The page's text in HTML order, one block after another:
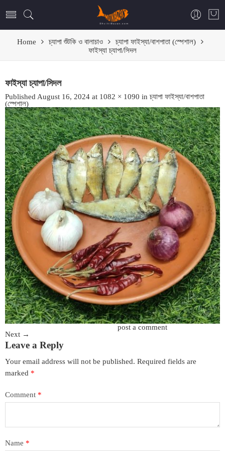
Home চ্যাপা শুঁটকি ও বালাচাও
চ্যাপা ফাইস্যা/বাশপাতা (স্পেশাল)
ফাইস্যা চ্যাপা/সিদল
ফাইস্যা চ্যাপা/সিদল
Published August 16, 2024 at 1082 × 1090 inচ্যাপা ফাইস্যা/বাশপাতা
(স্পেশাল)
post a comment
Next →
Leave a Reply
Your email address will not be published. Required fields are
marked *
Comment *
Name *